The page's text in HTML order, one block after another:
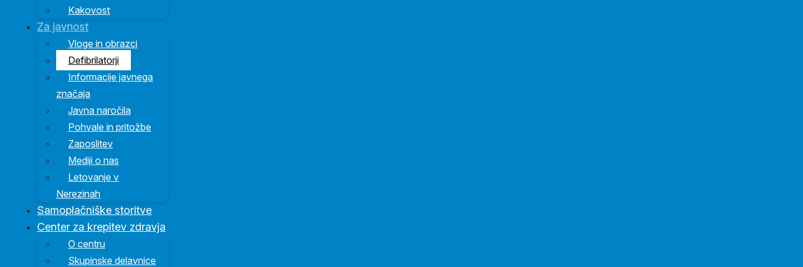
Kakovost
Za javnost
Vloge in obrazci
Defibrilatorji
Informacije javnega
značaja
Javna naročila
Pohvale in pritožbe
Zaposlitev
Mediji o nas
Letovanje v
Nerezinah
Samoplačniške storitve
Center za krepitev zdravja
O centru
Skupinske delavnice